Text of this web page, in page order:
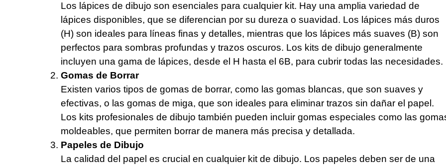
Los lápices de dibujo son esenciales para cualquier kit. Hay una amplia variedad de
lápices disponibles, que se diferencian por su dureza o suavidad. Los lápices más duros
(H) son ideales para líneas finas y detalles, mientras que los lápices más suaves (B) son
perfectos para sombras profundas y trazos oscuros. Los kits de dibujo generalmente
incluyen una gama de lápices, desde el H hasta el 6B, para cubrir todas las necesidades.
Gomas de Borrar
Existen varios tipos de gomas de borrar, como las gomas blancas, que son suaves y
efectivas, o las gomas de miga, que son ideales para eliminar trazos sin dañar el papel.
Los kits profesionales de dibujo también pueden incluir gomas especiales como las
moldeables, que permiten borrar de manera más precisa y detallada.
Papeles de Dibujo
La calidad del papel es crucial en cualquier kit de dibujo. Los papeles deben ser de una